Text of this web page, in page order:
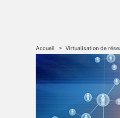
Accueil Virtualisation de